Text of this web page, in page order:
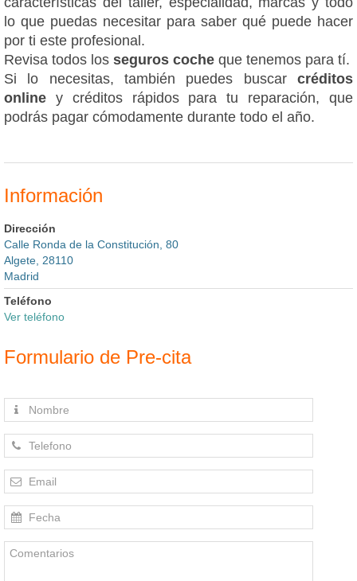
lo que puedas necesitar para saber qué puede hacer
por ti este profesional.
Revisa todos los seguros coche que tenemos para tí.
Si lo necesitas, también puedes buscar créditos
online y créditos rápidos para tu reparación, que
podrás pagar cómodamente durante todo el año.
Información
Dirección
Calle Ronda de la Constitución, 80
Algete, 28110
Madrid
Teléfono
Ver teléfono
Formulario de Pre-cita